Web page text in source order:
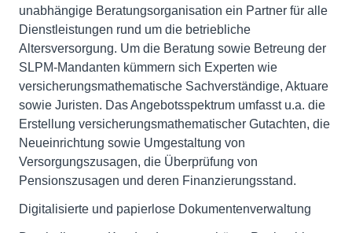
unabhängige Beratungsorganisation ein Partner für alle
Dienstleistungen rund um die betriebliche
Altersversorgung. Um die Beratung sowie Betreung der
SLPM-Mandanten kümmern sich Experten wie
versicherungsmathematische Sachverständige, Aktuare
sowie Juristen. Das Angebotsspektrum umfasst u.a. die
Erstellung versicherungsmathematischer Gutachten, die
Neueinrichtung sowie Umgestaltung von
Versorgungszusagen, die Überprüfung von
Pensionszusagen und deren Finanzierungsstand.
Digitalisierte und papierlose Dokumentenverwaltung